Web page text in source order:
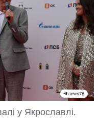
у Якрославлі.